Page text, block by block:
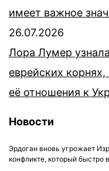
имеет важное
26.07.2026
Лора Лумер
еврейских
её отношения к
Новости
Эрдоган вновь угрожает
конфликте, который быстро